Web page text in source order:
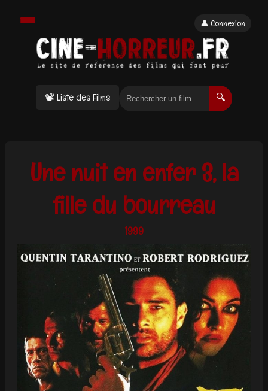
📽 Liste des Films 🔍
👤 Connexion
Une nuit en enfer 3, la
fille du bourreau
1999